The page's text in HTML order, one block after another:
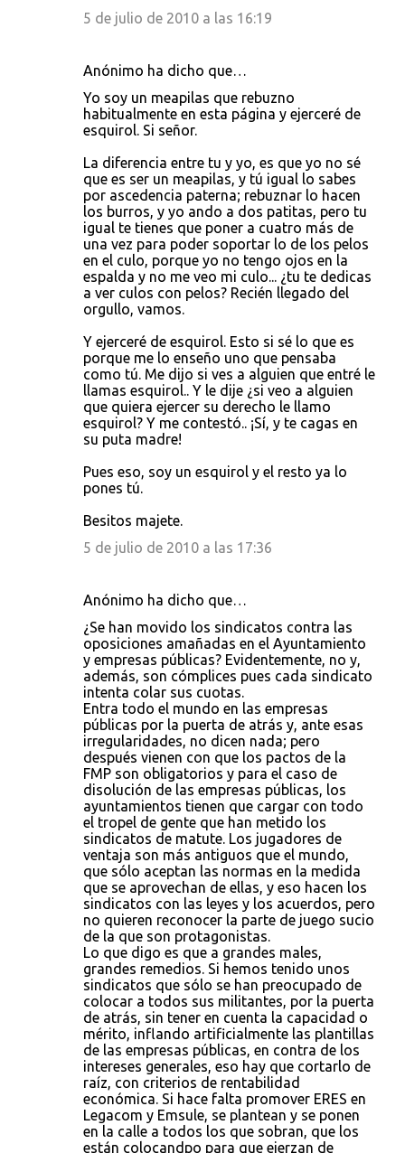
5 de julio de 2010 a las 16:19
Anónimo ha dicho que…
Yo soy un meapilas que rebuzno
habitualmente en esta página y ejerceré de
esquirol. Si señor.
La diferencia entre tu y yo, es que yo no sé
que es ser un meapilas, y tú igual lo sabes
por ascedencia paterna; rebuznar lo hacen
los burros, y yo ando a dos patitas, pero tu
igual te tienes que poner a cuatro más de
una vez para poder soportar lo de los pelos
en el culo, porque yo no tengo ojos en la
espalda y no me veo mi culo... ¿tu te dedicas
a ver culos con pelos? Recién llegado del
orgullo, vamos.
Y ejerceré de esquirol. Esto si sé lo que es
porque me lo enseño uno que pensaba
como tú. Me dijo si ves a alguien que entré le
llamas esquirol.. Y le dije ¿si veo a alguien
que quiera ejercer su derecho le llamo
esquirol? Y me contestó.. ¡Sí, y te cagas en
su puta madre!
Pues eso, soy un esquirol y el resto ya lo
pones tú.
Besitos majete.
5 de julio de 2010 a las 17:36
Anónimo ha dicho que…
¿Se han movido los sindicatos contra las
oposiciones amañadas en el Ayuntamiento
y empresas públicas? Evidentemente, no y,
además, son cómplices pues cada sindicato
intenta colar sus cuotas.
Entra todo el mundo en las empresas
públicas por la puerta de atrás y, ante esas
irregularidades, no dicen nada; pero
después vienen con que los pactos de la
FMP son obligatorios y para el caso de
disolución de las empresas públicas, los
ayuntamientos tienen que cargar con todo
el tropel de gente que han metido los
sindicatos de matute. Los jugadores de
ventaja son más antiguos que el mundo,
que sólo aceptan las normas en la medida
que se aprovechan de ellas, y eso hacen los
sindicatos con las leyes y los acuerdos, pero
no quieren reconocer la parte de juego sucio
de la que son protagonistas.
Lo que digo es que a grandes males,
grandes remedios. Si hemos tenido unos
sindicatos que sólo se han preocupado de
colocar a todos sus militantes, por la puerta
de atrás, sin tener en cuenta la capacidad o
mérito, inflando artificialmente las plantillas
de las empresas públicas, en contra de los
intereses generales, eso hay que cortarlo de
raíz, con criterios de rentabilidad
económica. Si hace falta promover ERES en
Legacom y Emsule, se plantean y se ponen
en la calle a todos los que sobran, que los
están colocandpo para que ejerzan de